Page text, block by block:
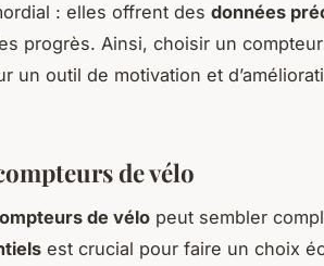
: elles offrent des données
progrès. Ainsi, choisir un
un outil de motivation et
de vélo
de vélo peut sembler
est crucial pour faire un choix